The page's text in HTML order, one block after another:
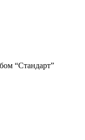
“Стандарт”